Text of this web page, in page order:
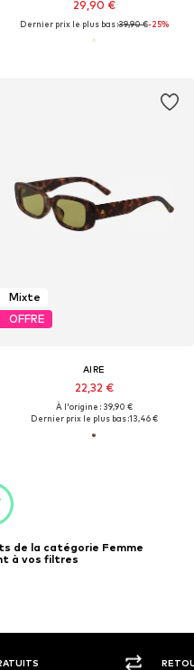
29,90 €
Dernier prix le plus bas :39,90 €-25%
Mixte
OFFRE
AIRE
22,32 €
À l'origine : 39,90 €
Dernier prix le plus bas :13,46 €
de la catégorie Femme
à vos filtres
RETOUR